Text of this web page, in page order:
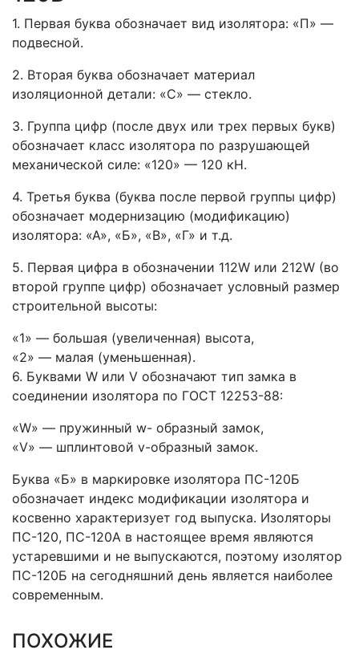
1. Первая буква обозначает вид изолятора: «П» —
подвесной.
2. Вторая буква обозначает материал
изоляционной детали: «С» — стекло.
3. Группа цифр (после двух или трех первых букв)
обозначает класс изолятора по разрушающей
механической силе: «120» — 120 кН.
4. Третья буква (буква после первой группы цифр)
обозначает модернизацию (модификацию)
изолятора: «А», «Б», «В», «Г» и т.д.
5. Первая цифра в обозначении 112W или 212W (во
второй группе цифр) обозначает условный размер
строительной высоты:
«1» — большая (увеличенная) высота,
«2» — малая (уменьшенная).
6. Буквами W или V обозначают тип замка в
соединении изолятора по ГОСТ 12253-88:
«W» — пружинный w- образный замок,
«V» — шплинтовой v-образный замок.
Буква «Б» в маркировке изолятора ПС-120Б
обозначает индекс модификации изолятора и
косвенно характеризует год выпуска. Изоляторы
ПС-120, ПС-120А в настоящее время являются
устаревшими и не выпускаются, поэтому изолятор
ПС-120Б на сегодняшний день является наиболее
современным.
ПОХОЖИЕ